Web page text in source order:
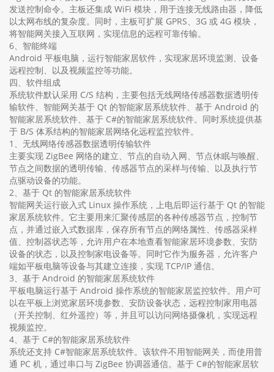
发送控制命令。主板还集成 WiFi 模块，用于连接无线路由器，降低
以太网布线的复杂度。同时，主板可扩展 GPRS、3G 或 4G 模块，
将智能网关接入互联网，实现信息的远程可靠传输。
6、智能终端
Android 平板电脑，运行智能家居软件，实现家居环境监测、设备
远程控制、以及视频监控等功能。
四、软件组成
系统软件默认采用 C/S 结构，主要包括无线网络传感器数据透明传
输软件、智能网关基于 Qt 的智能家居系统软件、基于 Android 的
智能家居系统软件、基于 C#的智能家居系统软件。同时系统提供基
于 B/S 体系结构的智能家居网络化远程监控软件。
1、无线网络传感器数据透明传输软件
主要实现 ZigBee 网络的建立、节点的自动入网、节点休眠与唤醒、
节点之间数据的透明传输、传感器节点的采样与传输、以及执行节
点驱动设备的功能。
2、基于 Qt 的智能家居系统软件
智能网关运行嵌入式 Linux 操作系统，上电后即运行基于 Qt 的智能
家居系统软件。它主要用来汇聚传感层的各种传感器节点，控制节
点，并通过嵌入式数据库，保存所有节点的网络属性、传感器采样
值、控制器状态等，允许用户在本地查看智能家居环境参数、安防
设备的状态，以及控制家电设备等。同时它作为服务器，允许客户
端如平板电脑等设备与其建立连接，实现 TCP/IP 通信。
3、基于 Android 的智能家居系统软件
平板电脑运行基于 Android 操作系统的智能家居监控软件。用户可
以在平板上浏览家居环境参数、安防设备状态，远程控制家用电器
（开关控制、红外遥控）等，并且可以访问网络摄像机，实现远程
视频监控。
4、基于 C#的智能家居系统软件
系统还支持 C#智能家居系统软件。该软件不用智能网关，而使用普
通 PC 机，通过串口与 ZigBee 协调器通信。基于 C#的智能家居软